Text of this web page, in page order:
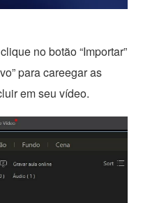
no botão “Importar”
para careegar as
em seu vídeo.